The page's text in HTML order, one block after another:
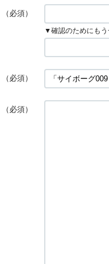
（必須）
▼確認のためにもう
（必須）
（必須）